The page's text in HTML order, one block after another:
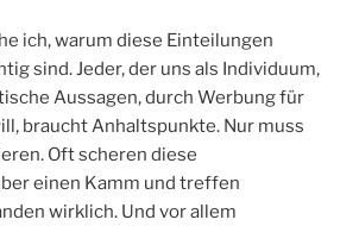
ich, warum diese Einteilungen
sind. Jeder, der uns als Individuum,
Aussagen, durch Werbung für
braucht Anhaltspunkte. Nur muss
Oft scheren diese
einen Kamm und treffen
wirklich. Und vor allem